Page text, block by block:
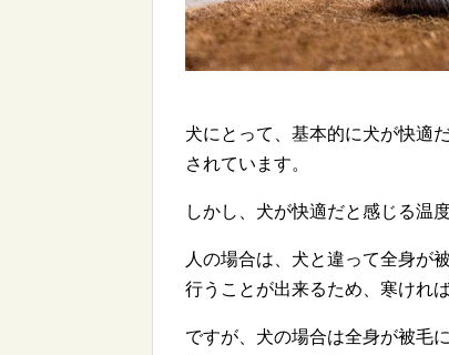
犬にとって、基本的に犬が快適
されています。
しかし、犬が快適だと感じる温
人の場合は、犬と違って全身が
行うことが出来るため、寒けれ
ですが、犬の場合は全身が被毛